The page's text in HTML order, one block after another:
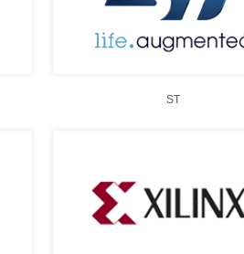
ST